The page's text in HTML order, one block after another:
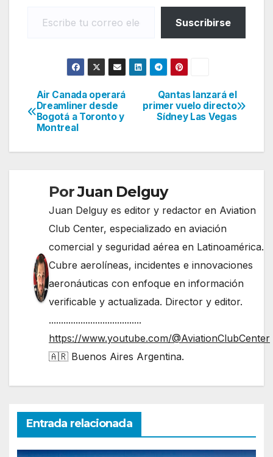
Suscribirse
Navegación
de
entradas
Qantas lanzará el
primer vuelo directo
Sídney Las Vegas
Air Canada operará
Dreamliner desde
Bogotá a Toronto y
Montreal
PorJuan Delguy
Juan Delguy es editor y redactor en Aviation
Club Center, especializado en aviación
comercial y seguridad aérea en Latinoamérica.
Cubre aerolíneas, incidentes e innovaciones
aeronáuticas con enfoque en información
verificable y actualizada. Director y editor.
......................................
https://www.youtube.com/@AviationClubCenter
🇦🇷 Buenos Aires Argentina.
Entrada relacionada